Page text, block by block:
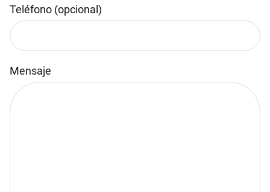
Teléfono (opcional)
Por favor, deja este campo vacío.
Mensaje